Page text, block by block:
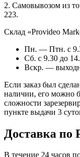
2. Самовывозом из
223.
Склад «Provideo
Пн. — Птн. с
Сб. с 9.30 до
Вскр. —
Если заказ был
наличии, его можно
сложности
пункте выдачи 3
Доставка по
В течение 24 часов